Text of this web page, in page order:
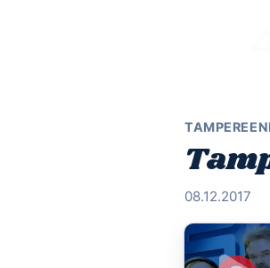
08.12.2017